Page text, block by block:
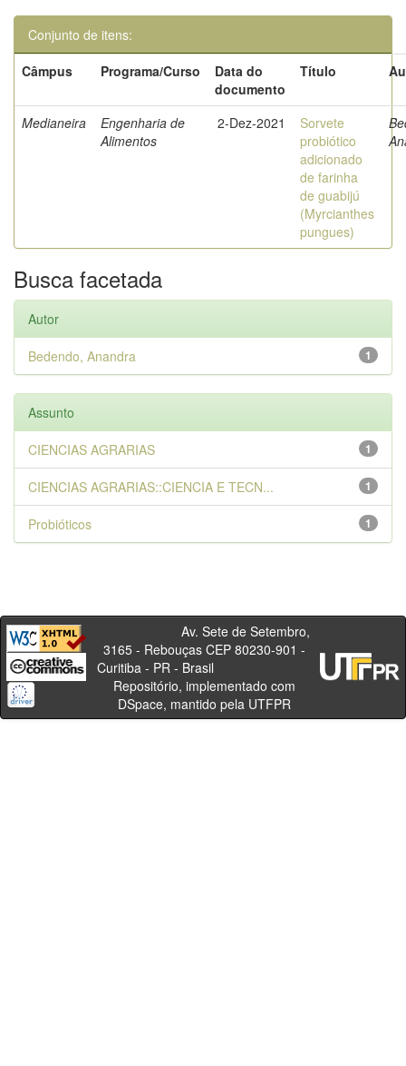
Conjunto de itens:
Câmpus
Programa/Curso
Data do
documento
Título
Medianeira
Engenharia de
Alimentos
2-Dez-2021
Sorvete
probiótico
adicionado
de farinha
de guabijú
(Myrcianthes
pungues)
Busca facetada
Autor
1
Bedendo, Anandra
Assunto
1
CIENCIAS AGRARIAS
1
CIENCIAS AGRARIAS::CIENCIA E TECN...
1
Probióticos
Av. Sete de Setembro,
3165 - Rebouças CEP 80230-901 -
Curitiba - PR - Brasil
Repositório, implementado com
DSpace, mantido pela UTFPR